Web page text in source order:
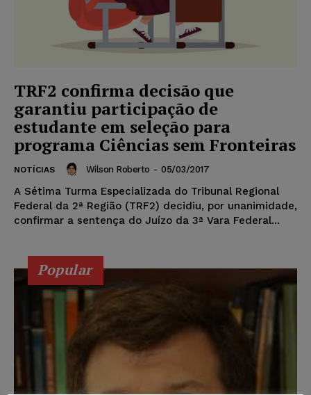
TRF2 confirma decisão que
garantiu participação de
estudante em seleção para
programa Ciências sem Fronteiras
NOTÍCIAS Wilson Roberto - 05/03/2017
A Sétima Turma Especializada do Tribunal Regional
Federal da 2ª Região (TRF2) decidiu, por unanimidade,
confirmar a sentença do Juízo da 3ª Vara Federal...
Popular